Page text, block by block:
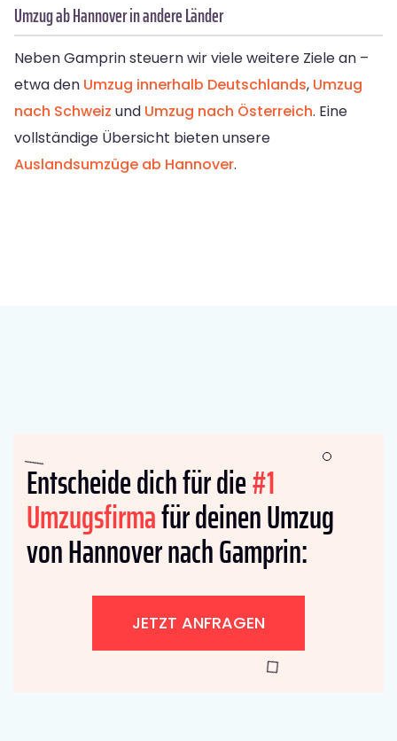
Umzug ab Hannover in andere Länder
Neben Gamprin steuern wir viele weitere Ziele an –
etwa den Umzug innerhalb Deutschlands, Umzug
nach Schweiz und Umzug nach Österreich. Eine
vollständige Übersicht bieten unsere
Auslandsumzüge ab Hannover.
Entscheide dich für die#1
Umzugsfirmafür deinen Umzug
von Hannover nach Gamprin:
JETZT ANFRAGEN